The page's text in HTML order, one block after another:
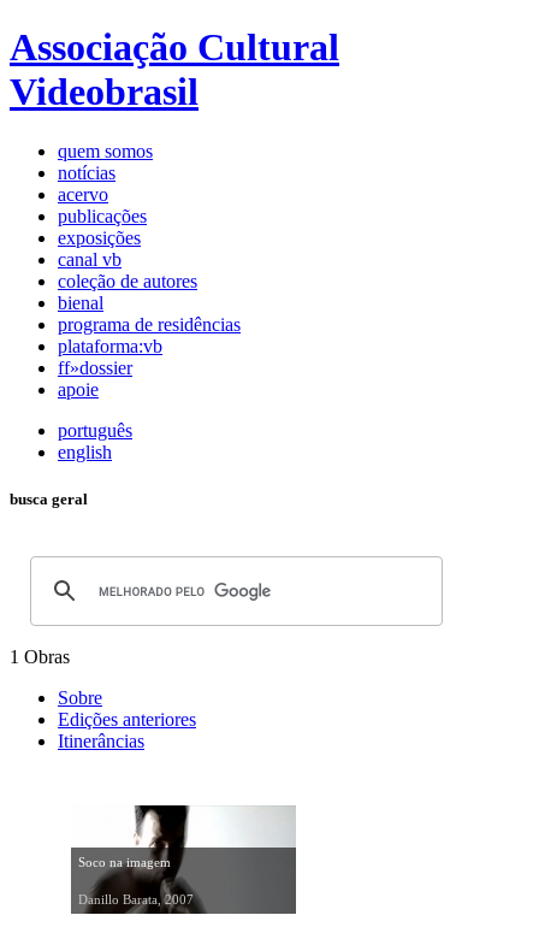
Associação Cultural
Videobrasil
quem somos
notícias
acervo
publicações
exposições
canal vb
coleção de autores
bienal
programa de residências
plataforma:vb
ff»dossier
apoie
português
english
busca geral
1 Obras
Sobre
Edições anteriores
Itinerâncias
Soco na imagem
Danillo Barata, 2007